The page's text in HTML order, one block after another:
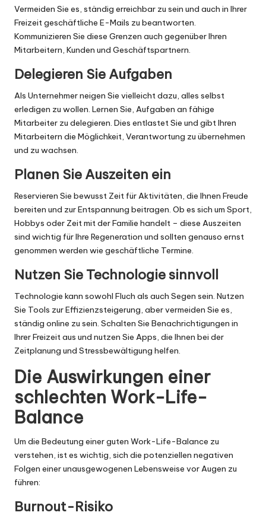
Vermeiden Sie es, ständig erreichbar zu sein und auch in Ihrer
Freizeit geschäftliche E-Mails zu beantworten.
Kommunizieren Sie diese Grenzen auch gegenüber Ihren
Mitarbeitern, Kunden und Geschäftspartnern.
Delegieren Sie Aufgaben
Als Unternehmer neigen Sie vielleicht dazu, alles selbst
erledigen zu wollen. Lernen Sie, Aufgaben an fähige
Mitarbeiter zu delegieren. Dies entlastet Sie und gibt Ihren
Mitarbeitern die Möglichkeit, Verantwortung zu übernehmen
und zu wachsen.
Planen Sie Auszeiten ein
Reservieren Sie bewusst Zeit für Aktivitäten, die Ihnen Freude
bereiten und zur Entspannung beitragen. Ob es sich um Sport,
Hobbys oder Zeit mit der Familie handelt – diese Auszeiten
sind wichtig für Ihre Regeneration und sollten genauso ernst
genommen werden wie geschäftliche Termine.
Nutzen Sie Technologie sinnvoll
Technologie kann sowohl Fluch als auch Segen sein. Nutzen
Sie Tools zur Effizienzsteigerung, aber vermeiden Sie es,
ständig online zu sein. Schalten Sie Benachrichtigungen in
Ihrer Freizeit aus und nutzen Sie Apps, die Ihnen bei der
Zeitplanung und Stressbewältigung helfen.
Die Auswirkungen einer
schlechten Work-Life-
Balance
Um die Bedeutung einer guten Work-Life-Balance zu
verstehen, ist es wichtig, sich die potenziellen negativen
Folgen einer unausgewogenen Lebensweise vor Augen zu
führen:
Burnout-Risiko